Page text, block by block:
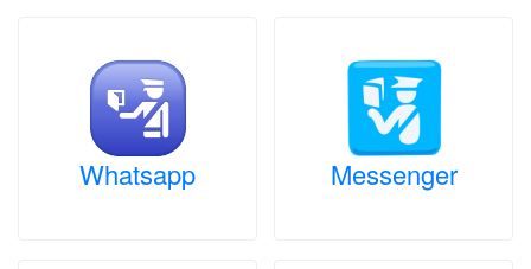
Whatsapp Messenger